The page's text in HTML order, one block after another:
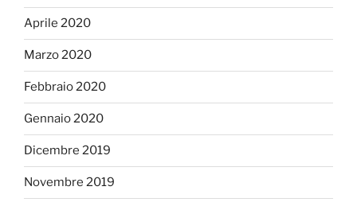
Aprile 2020
Marzo 2020
Febbraio 2020
Gennaio 2020
Dicembre 2019
Novembre 2019